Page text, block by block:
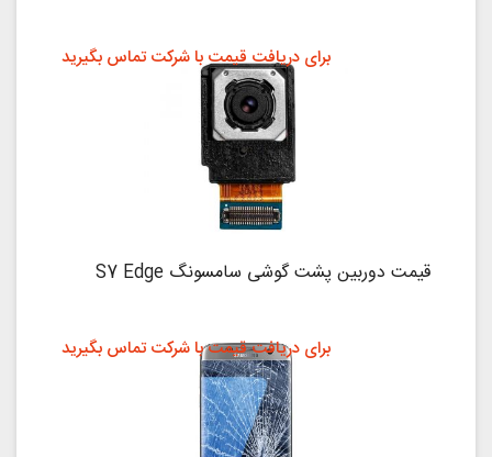
قیمت دوربین پشت گوشی سامسونگ S7 Edge
برای دریافت قیمت با شرکت تماس بگیرید
برای دریافت قیمت با شرکت تماس بگیرید